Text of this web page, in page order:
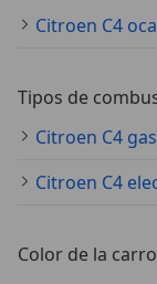
Citroen C4
Tipos de
Citroen C4
Color de la